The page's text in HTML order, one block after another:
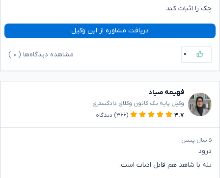
چک را اثبات کند
دریافت مشاوره از این وکیل
۰ مشاهده دیدگاه‌ها ( ۰
فهیمه صیاد
وکیل پایه یک کانون وکلای دادگستری
۴.۷
(۳۶۶) دیدگاه
۵ سال پیش
درود
بله با شاهد هم قابل اثبات است.